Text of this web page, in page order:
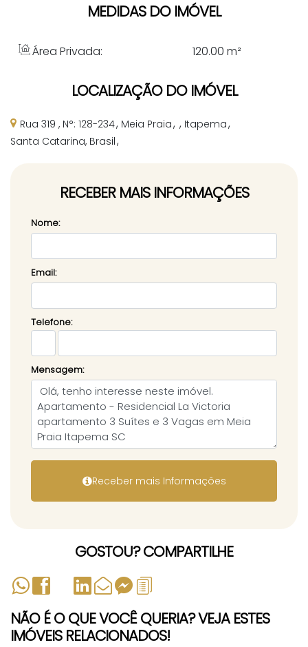
MEDIDAS DO IMÓVEL
Área Privada: 120.00 m²
LOCALIZAÇÃO DO IMÓVEL
Rua 319 , N°: 128-234 Meia Praia
Itapema
Santa Catarina, Brasil
RECEBER MAIS INFORMAÇÕES
Nome:
Email:
Telefone:
Mensagem:
GOSTOU? COMPARTILHE
NÃO É O QUE VOCÊ QUERIA? VEJA ESTES
IMÓVEIS RELACIONADOS!